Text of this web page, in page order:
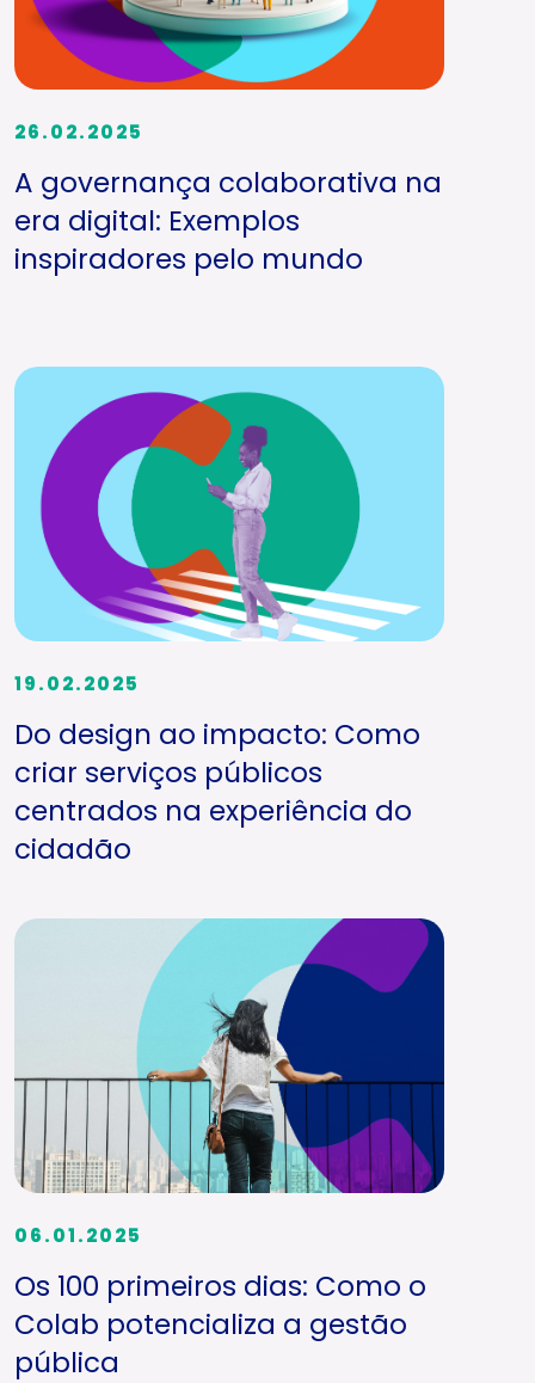
26.02.2025
A governança colaborativa na
era digital: Exemplos
inspiradores pelo mundo
19.02.2025
Do design ao impacto: Como
criar serviços públicos
centrados na experiência do
cidadão
06.01.2025
Os 100 primeiros dias: Como o
Colab potencializa a gestão
pública